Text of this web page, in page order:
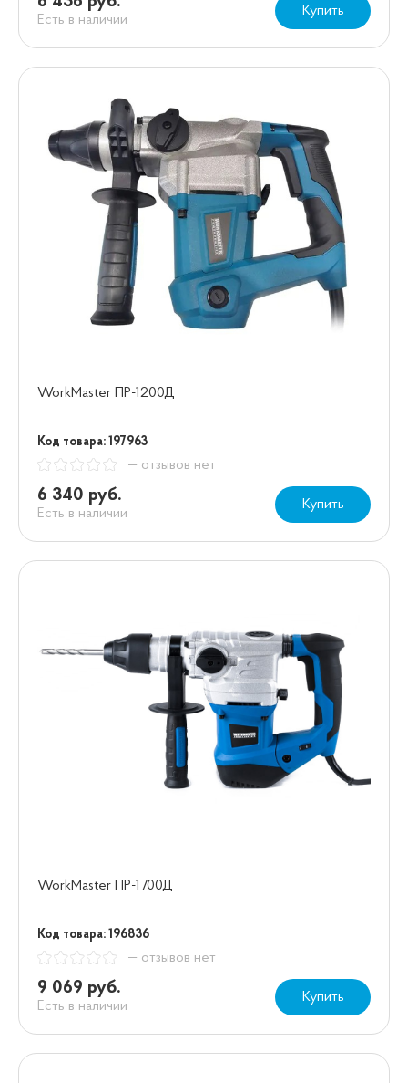
Есть в наличии
Купить
WorkMaster ПР-1200Д
Код товара: 197963
— отзывов нет
6 340 руб.
Есть в наличии
Купить
WorkMaster ПР-1700Д
Код товара: 196836
— отзывов нет
9 069 руб.
Есть в наличии
Купить